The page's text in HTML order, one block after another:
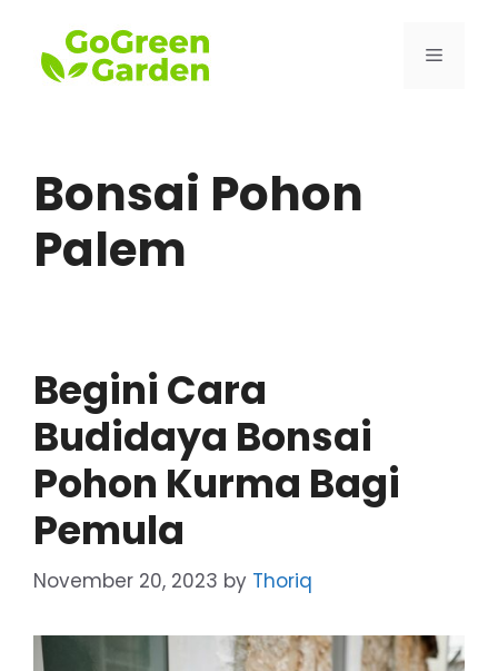
content
Menu
Bonsai Pohon
Palem
Begini Cara
Budidaya Bonsai
Pohon Kurma Bagi
Pemula
November 20, 2023 by Thoriq